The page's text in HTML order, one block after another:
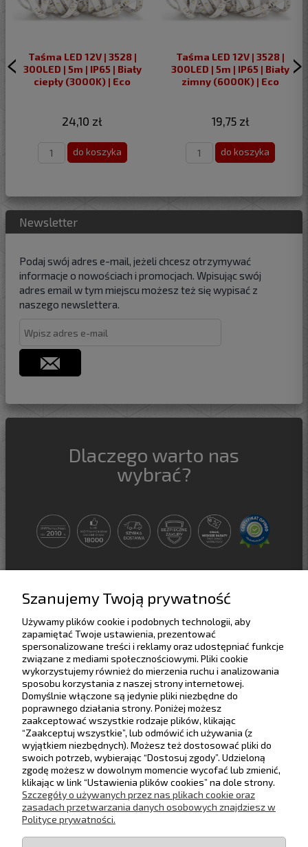
Taśma LED 12V | 3528 |
300LED | 5m | IP65 | Biały
ciepły (3000K) | Eco
24,10 zł
do koszyka
Taśma LED 12V | 3528 |
300LED | 5m | IP65 | Biały
zimny (6000K) | Eco
19,75 zł
do koszyka
Newsletter
Podaj swój adres e-mail, jeżeli chcesz otrzymywać
informacje o nowościach i promocjach. Wpisując swój
adres email w tym miejscu możesz też się wypisać z
naszego newslettera.
Dlaczego warto nas
wybrać?
Pomoc
Dostawa
Moje konto
Gwarancja i zwroty
O firmie
Śledź nas na
Szanujemy Twoją prywatność
Używamy plików cookie i podobnych technologii, aby
zapamiętać Twoje ustawienia, prezentować
spersonalizowane treści i reklamy oraz udostępniać funkcje
związane z mediami społecznościowymi. Pliki cookie
wykorzystujemy również do mierzenia ruchu i analizowania
sposobu korzystania z naszej strony internetowej.
Domyślnie włączone są jedynie pliki niezbędne do
poprawnego działania strony. Poniżej możesz
zaakceptować wszystkie rodzaje plików, klikając
“Zaakceptuj wszystkie”, lub odmówić ich używania (z
wyjątkiem niezbędnych). Możesz też dostosować pliki do
swoich potrzeb, wybierając “Dostosuj zgody”. Udzieloną
zgodę możesz w dowolnym momencie wycofać lub zmienić,
klikając w link “Ustawienia plików cookies” na dole strony.
Szczegóły o używanych przez nas plikach cookie oraz
zasadach przetwarzania danych osobowych znajdziesz w
Polityce prywatności.
Rabaty progowe Zwiń
Zwiększ wartość zamówienia, aby uzyskać
wyższy rabat.
Maksymalny rabat: 5%
500,00 zł 1%